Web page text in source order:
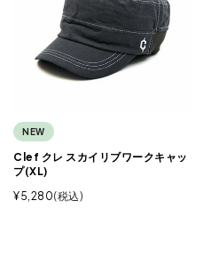
NEW
Clef クレ スカイリブワークキャッ
プ(XL)
¥5,280 税込